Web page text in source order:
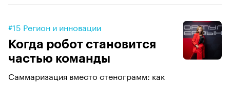
#15 Регион и инновации
Когда робот становится
частью команды
Саммаризация вместо стенограмм: как